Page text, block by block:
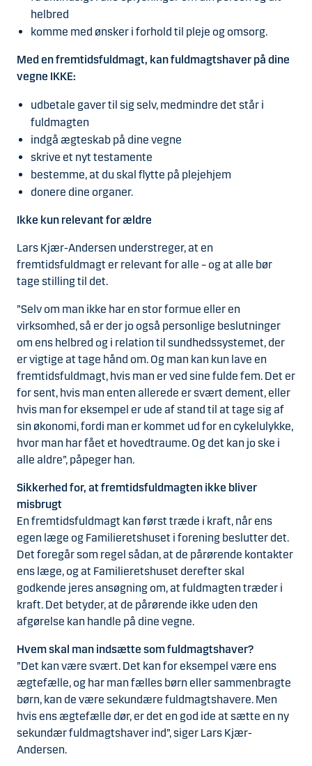
helbred
komme med ønsker i forhold til pleje og omsorg.
Med en fremtidsfuldmagt, kan fuldmagtshaver på dine
vegne IKKE:
udbetale gaver til sig selv, medmindre det står i
fuldmagten
indgå ægteskab på dine vegne
skrive et nyt testamente
bestemme, at du skal flytte på plejehjem
donere dine organer.
Ikke kun relevant for ældre
Lars Kjær-Andersen understreger, at en
fremtidsfuldmagt er relevant for alle – og at alle bør
tage stilling til det.
”Selv om man ikke har en stor formue eller en
virksomhed, så er der jo også personlige beslutninger
om ens helbred og i relation til sundhedssystemet, der
er vigtige at tage hånd om. Og man kan kun lave en
fremtidsfuldmagt, hvis man er ved sine fulde fem. Det er
for sent, hvis man enten allerede er svært dement, eller
hvis man for eksempel er ude af stand til at tage sig af
sin økonomi, fordi man er kommet ud for en cykelulykke,
hvor man har fået et hovedtraume. Og det kan jo ske i
alle aldre”, påpeger han.
Sikkerhed for, at fremtidsfuldmagten ikke bliver
misbrugt
En fremtidsfuldmagt kan først træde i kraft, når ens
egen læge og Familieretshuset i forening beslutter det.
Det foregår som regel sådan, at de pårørende kontakter
ens læge, og at Familieretshuset derefter skal
godkende jeres ansøgning om, at fuldmagten træder i
kraft. Det betyder, at de pårørende ikke uden den
afgørelse kan handle på dine vegne.
Hvem skal man indsætte som fuldmagtshaver?
”Det kan være svært. Det kan for eksempel være ens
ægtefælle, og har man fælles børn eller sammenbragte
børn, kan de være sekundære fuldmagtshavere. Men
hvis ens ægtefælle dør, er det en god ide at sætte en ny
sekundær fuldmagtshaver ind”, siger Lars Kjær-
Andersen.